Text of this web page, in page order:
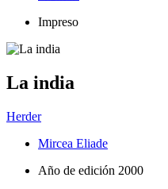
Impreso
La india
Herder
Mircea Eliade
Año de edición 2000